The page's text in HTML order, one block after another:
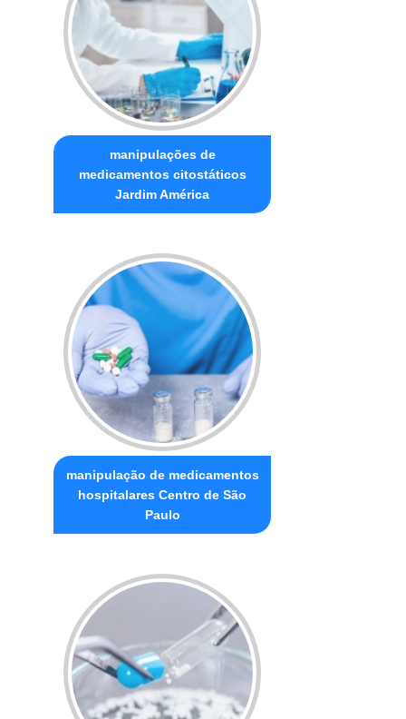
manipulações de
medicamentos citostáticos
Jardim América
manipulação de medicamentos
hospitalares Centro de São
Paulo